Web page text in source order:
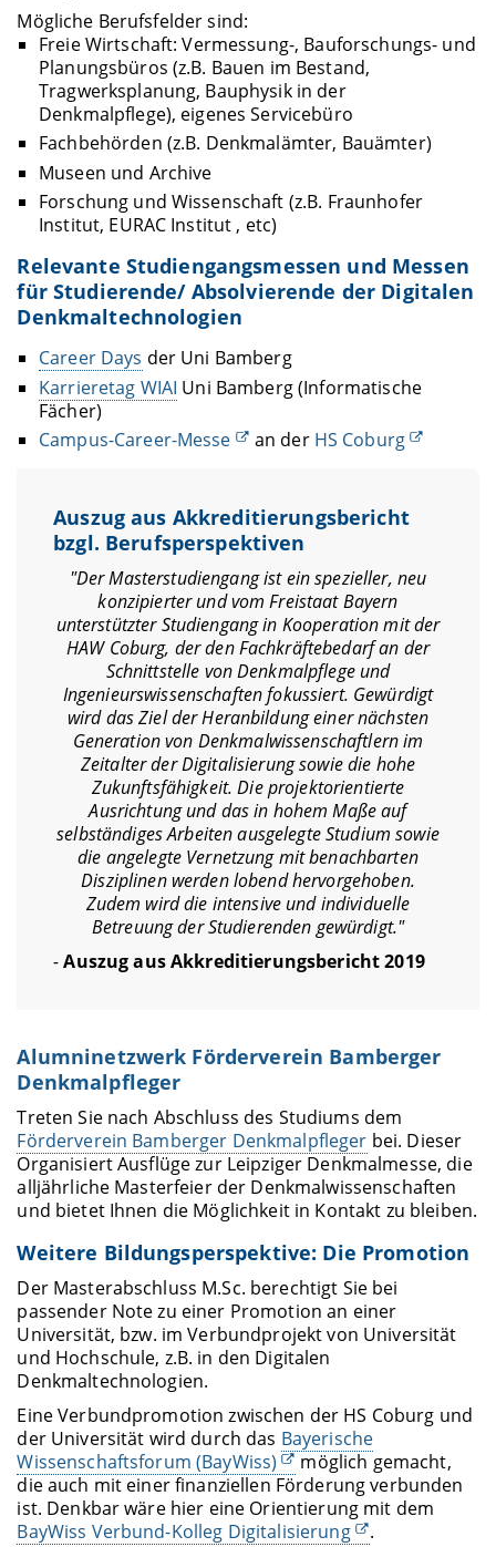
Mögliche Berufsfelder sind:
Freie Wirtschaft: Vermessung-, Bauforschungs- und
Planungsbüros (z.B. Bauen im Bestand,
Tragwerksplanung, Bauphysik in der
Denkmalpflege), eigenes Servicebüro
Fachbehörden (z.B. Denkmalämter, Bauämter)
Museen und Archive
Forschung und Wissenschaft (z.B. Fraunhofer
Institut, EURAC Institut , etc)
Relevante Studiengangsmessen und Messen
für Studierende/ Absolvierende der Digitalen
Denkmaltechnologien
Career Days der Uni Bamberg
Karrieretag WIAI Uni Bamberg (Informatische
Fächer)
Campus-Career-Messe
an der HS Coburg
Auszug aus Akkreditierungsbericht
bzgl. Berufsperspektiven
"Der Masterstudiengang ist ein spezieller, neu
konzipierter und vom Freistaat Bayern
unterstützter Studiengang in Kooperation mit der
HAW Coburg, der den Fachkräftebedarf an der
Schnittstelle von Denkmalpflege und
Ingenieurswissenschaften fokussiert. Gewürdigt
wird das Ziel der Heranbildung einer nächsten
Generation von Denkmalwissenschaftlern im
Zeitalter der Digitalisierung sowie die hohe
Zukunftsfähigkeit. Die projektorientierte
Ausrichtung und das in hohem Maße auf
selbständiges Arbeiten ausgelegte Studium sowie
die angelegte Vernetzung mit benachbarten
Disziplinen werden lobend hervorgehoben.
Zudem wird die intensive und individuelle
Betreuung der Studierenden gewürdigt."
-Auszug aus Akkreditierungsbericht 2019
Alumninetzwerk Förderverein Bamberger
Denkmalpfleger
Treten Sie nach Abschluss des Studiums dem
Förderverein Bamberger Denkmalpfleger bei. Dieser
Organisiert Ausflüge zur Leipziger Denkmalmesse, die
alljährliche Masterfeier der Denkmalwissenschaften
und bietet Ihnen die Möglichkeit in Kontakt zu bleiben.
Weitere Bildungsperspektive: Die Promotion
Der Masterabschluss M.Sc. berechtigt Sie bei
passender Note zu einer Promotion an einer
Universität, bzw. im Verbundprojekt von Universität
und Hochschule, z.B. in den Digitalen
Denkmaltechnologien.
Eine Verbundpromotion zwischen der HS Coburg und
der Universität wird durch das Bayerische
Wissenschaftsforum (BayWiss)
möglich gemacht,
die auch mit einer finanziellen Förderung verbunden
ist. Denkbar wäre hier eine Orientierung mit dem
BayWiss Verbund-Kolleg Digitalisierung
.